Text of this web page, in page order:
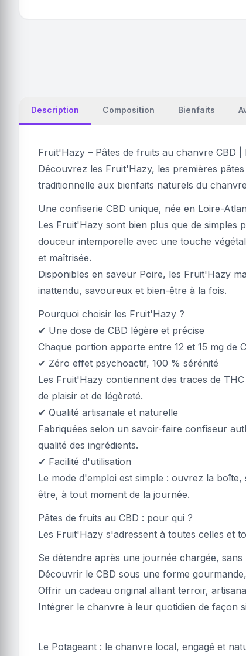
Description Composition Bienfaits
Fruit'Hazy – Pâtes de fruits au chanvre CBD |
Découvrez les Fruit'Hazy, les premières
traditionnelle aux bienfaits naturels du
Une confiserie CBD unique, née en Loire-
Les Fruit'Hazy sont bien plus que de simples
douceur intemporelle avec une touche
et maîtrisée.
Disponibles en saveur Poire, les Fruit'Hazy
inattendu, savoureux et bien-être à la fois.
Pourquoi choisir les Fruit'Hazy ?
✔ Une dose de CBD légère et précise
Chaque portion apporte entre 12 et 15 mg
✔ Zéro effet psychoactif, 100 % sérénité
Les Fruit'Hazy contiennent des traces de
de plaisir et de légèreté.
✔ Qualité artisanale et naturelle
Fabriquées selon un savoir-faire confiseur
qualité des ingrédients.
✔ Facilité d'utilisation
Le mode d'emploi est simple : ouvrez la
être, à tout moment de la journée.
Pâtes de fruits au CBD : pour qui ?
Les Fruit'Hazy s'adressent à toutes celles et
Se détendre après une journée chargée,
Découvrir le CBD sous une forme
Offrir un cadeau original alliant terroir,
Intégrer le chanvre à leur quotidien de façon
Le Potageant : le chanvre local, engagé et